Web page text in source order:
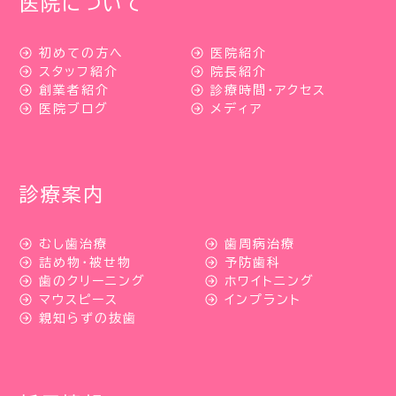
初めての方へ
医院紹介
スタッフ紹介
院長紹介
創業者紹介
診療時間・アクセス
医院ブログ
メディア
診療案内
むし歯治療
歯周病治療
詰め物・被せ物
予防歯科
歯のクリーニング
ホワイトニング
マウスピース
インプラント
親知らずの抜歯